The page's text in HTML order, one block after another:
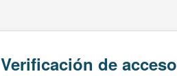
Verificación de acceso